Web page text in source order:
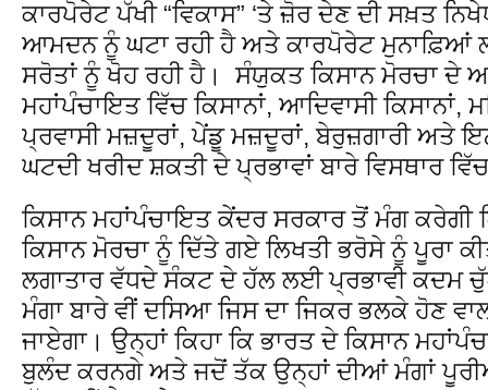
ਕਾਰਪੋਰੇਟ ਪੱਖੀ “ਵਿਕਾਸ” ‘ਤੇ ਜ਼ੋਰ ਦੇਣ ਦੀ ਸਖ਼ਤ
ਆਮਦਨ ਨੂੰ ਘਟਾ ਰਹੀ ਹੈ ਅਤੇ ਕਾਰਪੋਰੇਟ ਮੁਨਾਫ਼ਿਆਂ
ਸਰੋਤਾਂ ਨੂੰ ਖੋਹ ਰਹੀ ਹੈ। ਸੰਯੁਕਤ ਕਿਸਾਨ ਮੋਰਚਾ ਦੇ
ਮਹਾਂਪੰਚਾਇਤ ਵਿੱਚ ਕਿਸਾਨਾਂ, ਆਦਿਵਾਸੀ ਕਿਸਾਨਾਂ,
ਪ੍ਰਵਾਸੀ ਮਜ਼ਦੂਰਾਂ, ਪੇਂਡੂ ਮਜ਼ਦੂਰਾਂ, ਬੇਰੁਜ਼ਗਾਰੀ ਅਤੇ
ਘਟਦੀ ਖਰੀਦ ਸ਼ਕਤੀ ਦੇ ਪ੍ਰਭਾਵਾਂ ਬਾਰੇ ਵਿਸਥਾਰ
ਕਿਸਾਨ ਮਹਾਂਪੰਚਾਇਤ ਕੇਂਦਰ ਸਰਕਾਰ ਤੋਂ ਮੰਗ
ਕਿਸਾਨ ਮੋਰਚਾ ਨੂੰ ਦਿੱਤੇ ਗਏ ਲਿਖਤੀ ਭਰੋਸੇ ਨੂੰ ਪੂਰਾ
ਲਗਾਤਾਰ ਵੱਧਦੇ ਸੰਕਟ ਦੇ ਹੱਲ ਲਈ ਪ੍ਰਭਾਵੀ ਕਦਮ
ਮੰਗਾ ਬਾਰੇ ਵੀਂ ਦਸਿਆ ਜਿਸ ਦਾ ਜਿਕਰ ਭਲਕੇ ਹੋਣ
ਜਾਏਗਾ। ਉਨ੍ਹਾਂ ਕਿਹਾ ਕਿ ਭਾਰਤ ਦੇ ਕਿਸਾਨ
ਬੁਲੰਦ ਕਰਨਗੇ ਅਤੇ ਜਦੋਂ ਤੱਕ ਉਨ੍ਹਾਂ ਦੀਆਂ ਮੰਗਾਂ